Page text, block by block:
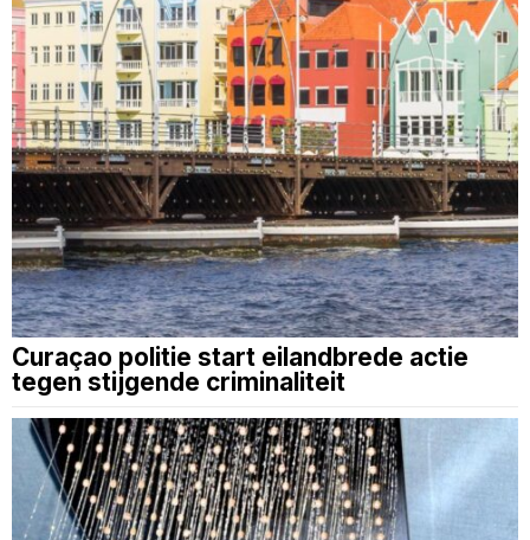
Curaçao politie start eilandbrede actie
tegen stijgende criminaliteit